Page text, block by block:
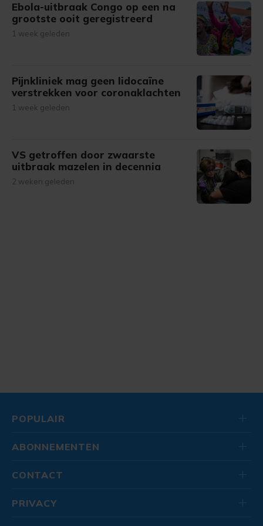
Ebola-uitbraak Congo op een na
grootste ooit geregistreerd
1 week geleden
Pijnkliniek mag geen lidocaïne
verstrekken voor coronaklachten
1 week geleden
VS getroffen door zwaarste
uitbraak mazelen in decennia
2 weken geleden
POPULAIR
ABONNEMENTEN
CONTACT
PRIVACY